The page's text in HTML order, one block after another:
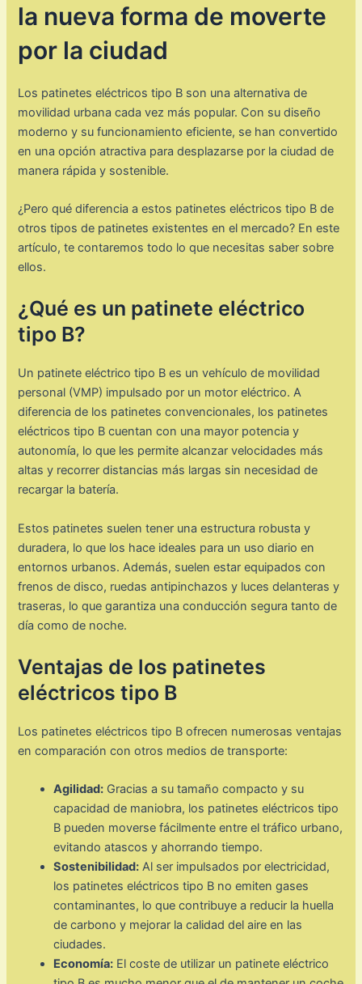
la nueva forma de moverte
por la ciudad
Los patinetes eléctricos tipo B son una alternativa de
movilidad urbana cada vez más popular. Con su diseño
moderno y su funcionamiento eficiente, se han convertido
en una opción atractiva para desplazarse por la ciudad de
manera rápida y sostenible.
¿Pero qué diferencia a estos patinetes eléctricos tipo B de
otros tipos de patinetes existentes en el mercado? En este
artículo, te contaremos todo lo que necesitas saber sobre
ellos.
¿Qué es un patinete eléctrico
tipo B?
Un patinete eléctrico tipo B es un vehículo de movilidad
personal (VMP) impulsado por un motor eléctrico. A
diferencia de los patinetes convencionales, los patinetes
eléctricos tipo B cuentan con una mayor potencia y
autonomía, lo que les permite alcanzar velocidades más
altas y recorrer distancias más largas sin necesidad de
recargar la batería.
Estos patinetes suelen tener una estructura robusta y
duradera, lo que los hace ideales para un uso diario en
entornos urbanos. Además, suelen estar equipados con
frenos de disco, ruedas antipinchazos y luces delanteras y
traseras, lo que garantiza una conducción segura tanto de
día como de noche.
Ventajas de los patinetes
eléctricos tipo B
Los patinetes eléctricos tipo B ofrecen numerosas ventajas
en comparación con otros medios de transporte:
Agilidad: Gracias a su tamaño compacto y su
capacidad de maniobra, los patinetes eléctricos tipo
B pueden moverse fácilmente entre el tráfico urbano,
evitando atascos y ahorrando tiempo.
Sostenibilidad: Al ser impulsados por electricidad,
los patinetes eléctricos tipo B no emiten gases
contaminantes, lo que contribuye a reducir la huella
de carbono y mejorar la calidad del aire en las
ciudades.
Economía: El coste de utilizar un patinete eléctrico